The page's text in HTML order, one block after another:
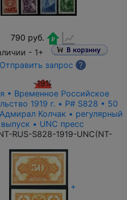
790 руб.
- 1+
Отправить запрос
?
-19%
• Временное Российское
1919 г. • P# S828 • 50
Колчак • регулярный
выпуск • UNC пресс
RUS-S828-1919-UNC(NT-
+